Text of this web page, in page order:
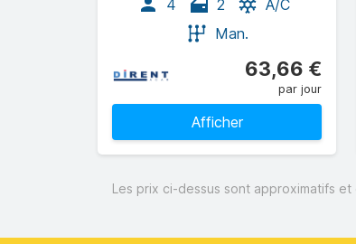
4 2
A/C
Man.
63,66 €
par jour
Afficher
Les prix ci-dessus sont approximatifs